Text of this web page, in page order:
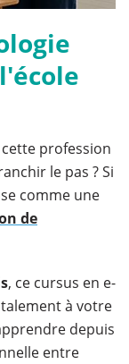
profession
le pas ? Si
comme une
de
, ce cursus en e-
à votre
depuis
entre